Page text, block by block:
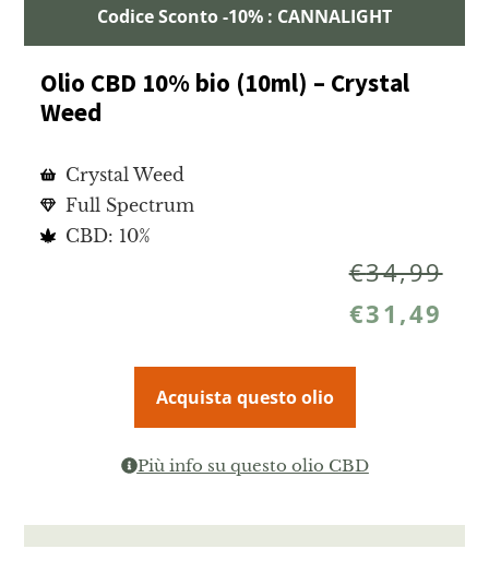
Codice Sconto -10% : CANNALIGHT
Olio CBD 10% bio (10ml) – Crystal
Weed
Crystal Weed
Full Spectrum
CBD: 10%
€34,99
€31,49
Acquista questo olio
Più info su questo olio CBD